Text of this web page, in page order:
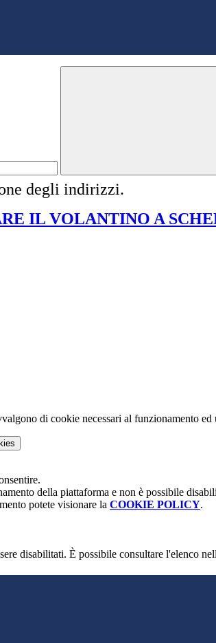
degli indirizzi.
IL VOLANTINO A
di cookie necessari al funzionamento
della piattaforma e non è possibile
potete visionare la COOKIE POLICY.
disabilitati. È possibile consultare l'elenco